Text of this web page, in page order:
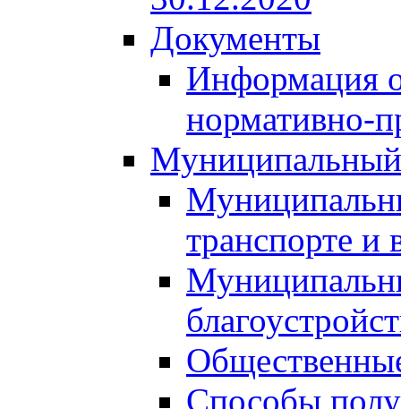
Документы
Информация
нормативно-
Муниципальный
транспорте и
Способы